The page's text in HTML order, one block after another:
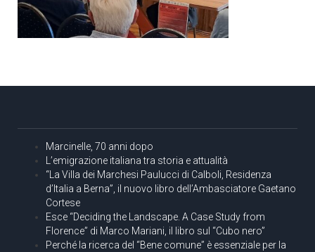
Marcinelle, 70 anni dopo
L’emigrazione italiana tra storia e attualità
“La Villa dei Marchesi Paulucci di Calboli, Residenza
d’Italia a Berna”, il nuovo libro dell’Ambasciatore Gaetano
Cortese
Esce “Deciding the Landscape. A Case Study from
Florence” di Marco Mariani, il libro sul “Cubo nero”
Perché la ricerca del “Bene comune” è essenziale per la